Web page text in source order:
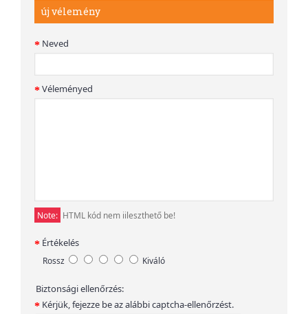
új vélemény
Neved
Véleményed
Note: HTML kód nem iileszthető be!
Értékelés
Rossz Kiváló
Biztonsági ellenőrzés:
Kérjük, fejezze be az alábbi captcha-ellenőrzést.